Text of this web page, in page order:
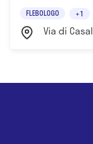
FLEBOLOGO +1
Via di